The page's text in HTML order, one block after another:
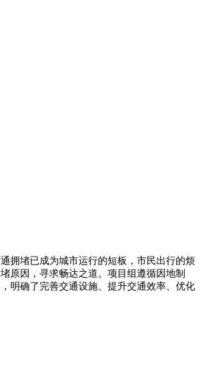
拥堵已成为城市运行的短板，市民出行的烦
原因，寻求畅达之道。项目组遵循因地制
明确了完善交通设施、提升交通效率、优化